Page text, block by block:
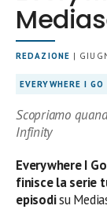
REDAZIONE |
EVERYWHERE I GO
Scopriamo
Infinity
Everywhere I Go
finisce la serie
episodisu